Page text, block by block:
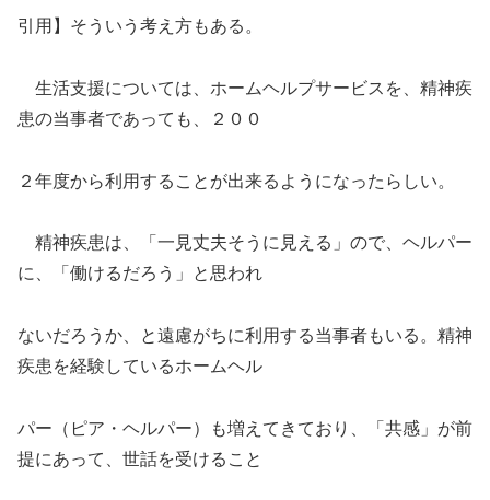
引用】そういう考え方もある。
生活支援については、ホームヘルプサービスを、精神疾
患の当事者であっても、２００
２年度から利用することが出来るようになったらしい。
精神疾患は、「一見丈夫そうに見える」ので、ヘルパー
に、「働けるだろう」と思われ
ないだろうか、と遠慮がちに利用する当事者もいる。精神
疾患を経験しているホームヘル
パー（ピア・ヘルパー）も増えてきており、「共感」が前
提にあって、世話を受けること